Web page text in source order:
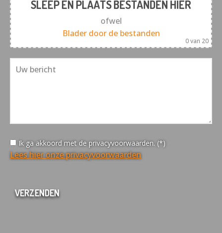
SLEEP EN PLAATS BESTANDEN HIER
ofwel
Blader door de bestanden
0van 20
Ik ga akkoord met de privacyvoorwaarden. (*)
Lees hier onze privacyvoorwaarden